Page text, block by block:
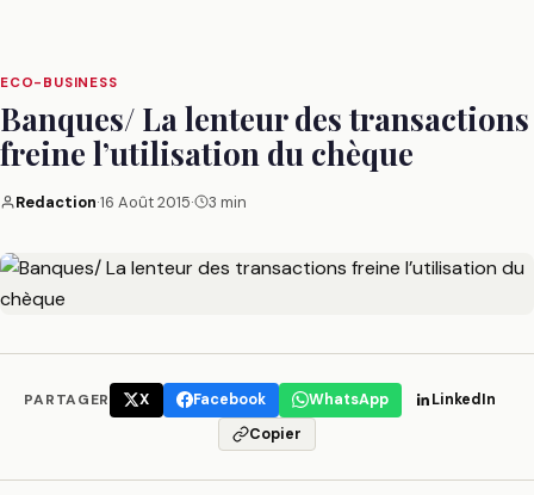
ECO-BUSINESS
Banques/ La lenteur des transactions
freine l’utilisation du chèque
Redaction·16 Août 2015· 3 min
PARTAGER X Facebook WhatsApp
LinkedIn
Copier